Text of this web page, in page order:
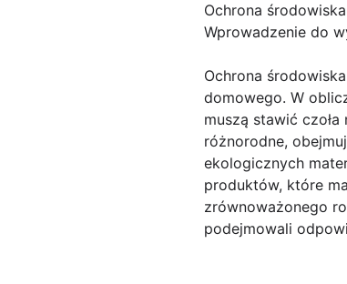
Ochrona
Wprowadzenie do
Ochrona
domowego. W
muszą stawić
różnorodne,
ekologicznych
produktów, które
zrównoważonego
podejmowali